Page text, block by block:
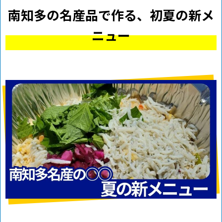
南知多の名産品で作る、初夏の新メ
ニュー